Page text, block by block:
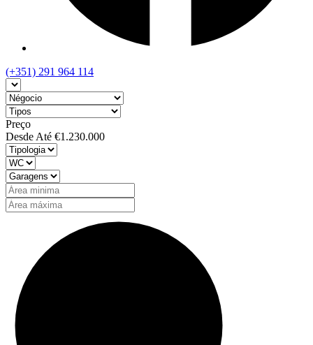
(+351) 291 964 114
Preço
Desde Até €1.230.000